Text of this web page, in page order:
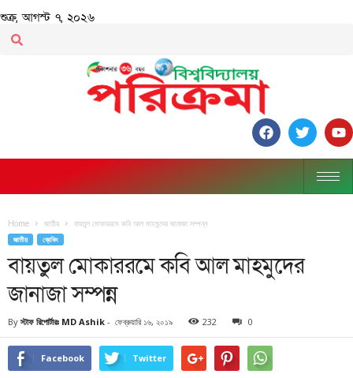
শুক্র, আগস্ট ৭, ২০২৬
Home জাতীয় বায়তুল মোকাররমে কবি আল মাহমুদের জানাজা সম্পন্ন
জাতীয় ব্রেকিং
বায়তুল মোকাররমে কবি আল মাহমুদের
জানাজা সম্পন্ন
By স্টাফ রিপোর্টারঃ MD Ashik - ফেব্রুয়ারি ১৬, ২০১৯ 232 0
Facebook Twitter